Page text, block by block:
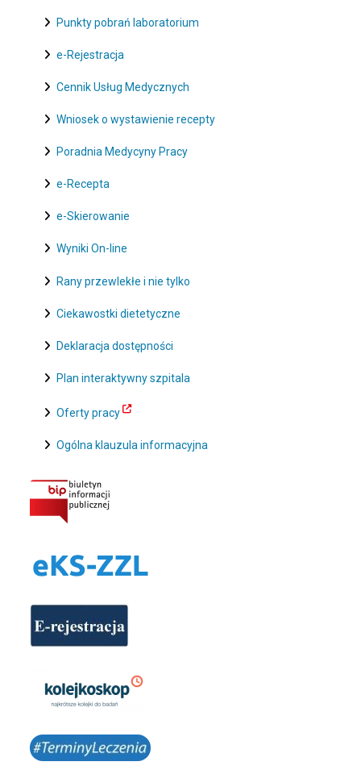
Punkty pobrań laboratorium
e-Rejestracja
Cennik Usług Medycznych
Wniosek o wystawienie recepty
Poradnia Medycyny Pracy
e-Recepta
e-Skierowanie
Wyniki On-line
Rany przewlekłe i nie tylko
Ciekawostki dietetyczne
Deklaracja dostępności
Plan interaktywny szpitala
Oferty pracy
Ogólna klauzula informacyjna